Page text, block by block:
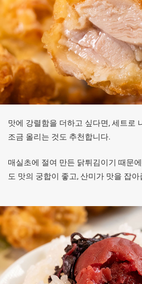
맛에 강렬함을 더하고 싶다면, 세트로
조금 올리는 것도 추천합니다.
매실초에 절여 만든 닭튀김이기 때문
도 맛의 궁합이 좋고, 산미가 맛을 잡아